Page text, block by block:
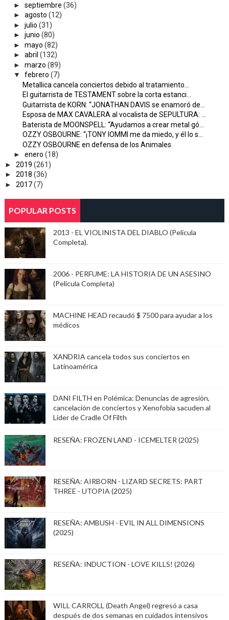
► septiembre (36)
► agosto (12)
► julio (31)
► junio (80)
► mayo (82)
► abril (132)
► marzo (89)
▼
febrero (7)
Metallica cancela conciertos debido al tratamiento...
El guitarrista de TESTAMENT sobre la corta estanci...
Guitarrista de KORN: “JONATHAN DAVIS se enamoró de...
Esposa de MAX CAVALERA al vocalista de SEPULTURA: ...
Baterista de MOONSPELL: “Ayudamos a crear metal gó...
OZZY OSBOURNE: “¡TONY IOMMI me da miedo, y él lo s...
OZZY OSBOURNE en defensa de los Animales.
► enero (18)
► 2019 (261)
► 2018 (36)
► 2017(7)
POPULAR POSTS
2013 - EL VIOLINISTA DEL DIABLO (Película
Completa).
2006 - PERFUME: LA HISTORIA DE UN ASESINO
(Película Completa)
MACHINE HEAD recaudó $ 7500 para ayudar a los
médicos
XANDRIA cancela todos sus conciertos en
Latinoamérica
DANI FILTH en Polémica: Denuncias de agresión,
cancelación de conciertos y Xenofobia sacuden al
Lider de Cradle Of Filth
RESEÑA: FROZEN LAND - ICEMELTER (2025)
RESEÑA: AIRBORN - LIZARD SECRETS: PART
THREE - UTOPIA (2025)
RESEÑA: AMBUSH - EVIL IN ALL DIMENSIONS
(2025)
RESEÑA: INDUCTION - LOVE KILLS! (2026)
WILL CARROLL (Death Angel) regresó a casa
después de dos semanas en cuidados intensivos